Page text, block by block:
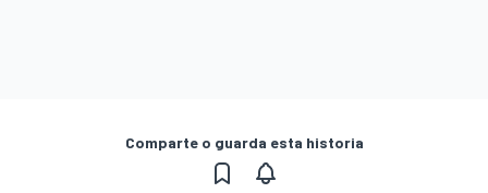
Comparte o guarda esta historia